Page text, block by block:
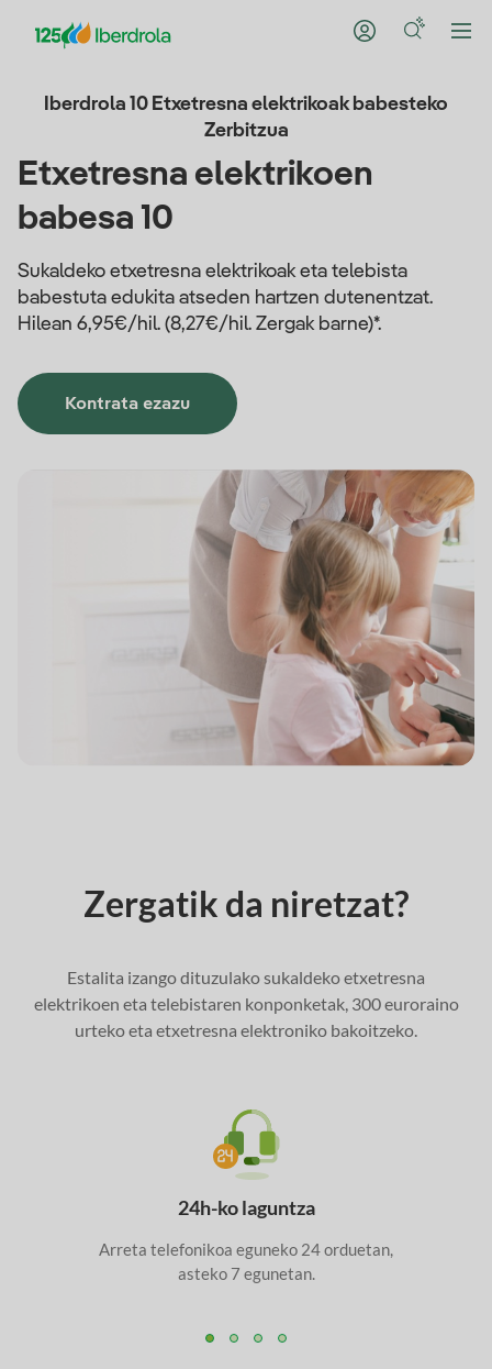
Iberdrola 10 Etxetresna elektrikoak babesteko
Zerbitzua
Etxetresna elektrikoen
babesa 10
Sukaldeko etxetresna elektrikoak eta telebista
babestuta edukita atseden hartzen dutenentzat.
Hilean 6,95€/hil. (8,27€/hil. Zergak barne)*.
Kontrata ezazu
Zergatik da niretzat?
Estalita izango dituzulako sukaldeko etxetresna
elektrikoen eta telebistaren konponketak, 300 euroraino
urteko eta etxetresna elektroniko bakoitzeko.
24h-ko laguntza
Arreta telefonikoa eguneko 24 orduetan,
asteko 7 egunetan.